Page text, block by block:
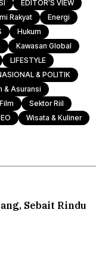
EDITOR'S VIEW
Rakyat
Energi
Hukum
Kawasan Global
LIFESTYLE
& POLITIK
& Asuransi
Sektor Riil
Wisata & Kuliner
Sebait Rindu